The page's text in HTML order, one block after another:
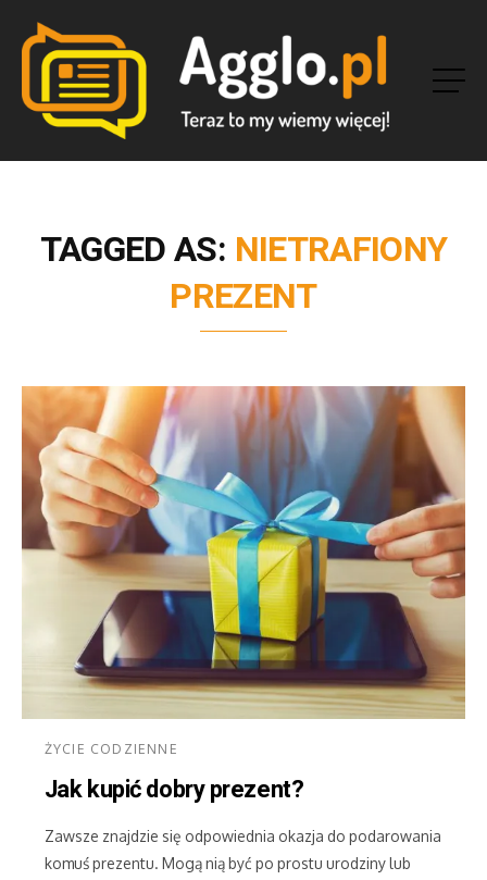
TAGGED AS: NIETRAFIONY
PREZENT
ŻYCIE CODZIENNE
Jak kupić dobry prezent?
Zawsze znajdzie się odpowiednia okazja do podarowania
komuś prezentu. Mogą nią być po prostu urodziny lub